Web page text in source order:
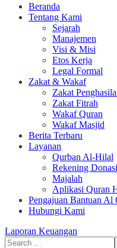
Beranda
Tentang Kami
Sejarah
Manajemen
Visi & Misi
Etos Kerja
Legal Formal
Zakat & Wakaf
Zakat
Zakat Fitrah
Wakaf Quran
Wakaf Masjid
Berita Terbaru
Layanan
Qurban Al-Hilal
Rekening Donasi
Majalah
Aplikasi Quran
Pengajuan Bantuan Al
Hubungi Kami
Laporan Keuangan